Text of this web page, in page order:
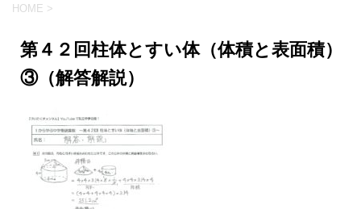
HOME >
第４２回柱体とすい体（体積と表面積）
③（解答解説）